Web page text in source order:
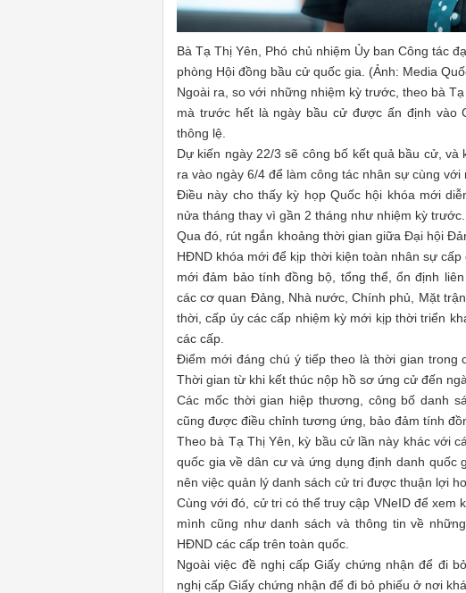
Bà Tạ Thị Yên, Phó chủ nhiệm Ủy ban Công tác
phòng Hội đồng bầu cử quốc gia. (Ảnh: Media
Ngoài ra, so với những nhiệm kỳ trước, theo bà
mà trước hết là ngày bầu cử được ấn định vào
thông lệ.
Dự kiến ngày 22/3 sẽ công bố kết quả bầu cử,
ra vào ngày 6/4 để làm công tác nhân sự cùng với
Điều này cho thấy kỳ họp Quốc hội khóa mới
nửa tháng thay vì gần 2 tháng như nhiệm kỳ trước.
Qua đó, rút ngắn khoảng thời gian giữa Đại hội
HĐND khóa mới để kịp thời kiện toàn nhân sự
mới đảm bảo tính đồng bộ, tổng thể, ổn định
các cơ quan Đảng, Nhà nước, Chính phủ, Mặt
thời, cấp ủy các cấp nhiệm kỳ mới kịp thời triển
các cấp.
Điểm mới đáng chú ý tiếp theo là thời gian trong
Thời gian từ khi kết thúc nộp hồ sơ ứng cử đến
Các mốc thời gian hiệp thương, công bố danh
cũng được điều chỉnh tương ứng, bảo đảm tính
Theo bà Tạ Thị Yên, kỳ bầu cử lần này khác với
quốc gia về dân cư và ứng dụng định danh quốc
nên việc quản lý danh sách cử tri được thuận lợi
Cùng với đó, cử tri có thể truy cập VNeID để xem
mình cũng như danh sách và thông tin về
HĐND các cấp trên toàn quốc.
Ngoài việc đề nghị cấp Giấy chứng nhận để đi
nghị cấp Giấy chứng nhận để đi bỏ phiếu ở nơi